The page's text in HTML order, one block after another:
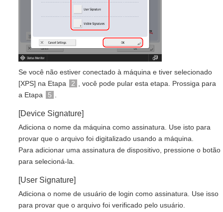
Se você não estiver conectado à máquina e tiver selecionado
[XPS] na Etapa
2
, você pode pular esta etapa. Prossiga para
a Etapa
5
[Device Signature]
Adiciona o nome da máquina como assinatura. Use isto para
provar que o arquivo foi digitalizado usando a máquina.
Para adicionar uma assinatura de dispositivo, pressione o botão
para selecioná-la.
[User Signature]
Adiciona o nome de usuário de login como assinatura. Use isso
para provar que o arquivo foi verificado pelo usuário.